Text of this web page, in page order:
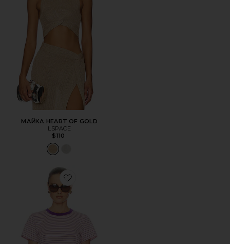
МАЙКА HEART OF GOLD
LSPACE
$110